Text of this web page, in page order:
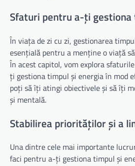
Sfaturi pentru a-ți
În viața de zi cu zi, gestionarea
esențială pentru a menține o viață
În acest capitol, vom explora
ți gestiona timpul și energia în mod
poți să îți atingi obiectivele și să îți
și mentală.
Stabilirea priorităților și a
Una dintre cele mai importante
faci pentru a-ți gestiona timpul și